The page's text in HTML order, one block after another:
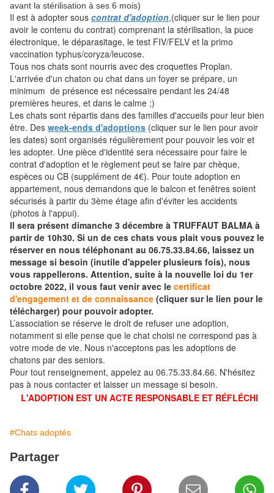
avant la stérilisation à ses 6 mois)
Il est à adopter sous contrat d'adoption,(cliquer sur le lien pour
avoir le contenu du contrat) comprenant la stérilisation, la puce
électronique, le déparasitage, le test FIV/FELV et la primo
vaccination typhus/coryza/leucose.
Tous nos chats sont nourris avec des croquettes Proplan.
L'arrivée d'un chaton ou chat dans un foyer se prépare, un
minimum de présence est nécessaire pendant les 24/48
premières heures, et dans le calme ;)
Les chats sont répartis dans des familles d'accueils pour leur bien
être. Des week-ends d'adoptions (cliquer sur le lien pour avoir
les dates) sont organisés régulièrement pour pouvoir les voir et
les adopter. Une pièce d'identité sera nécessaire pour faire le
contrat d'adoption et le règlement peut se faire par chèque,
espèces ou CB (supplément de 4€). Pour toute adoption en
appartement, nous demandons que le balcon et fenêtres soient
sécurisés à partir du 3ème étage afin d'éviter les accidents
(photos à l'appui).
Il sera présent dimanche 3 décembre à TRUFFAUT BALMA à
partir de 10h30. Si un de ces chats vous plait vous pouvez le
réserver en nous téléphonant au 06.75.33.84.66, laissez un
message si besoin (inutile d'appeler plusieurs fois), nous
vous rappellerons. Attention, suite à la nouvelle loi du 1er
octobre 2022, il vous faut venir avec le certificat
d'engagement et de connaissance (cliquer sur le lien pour le
télécharger) pour pouvoir adopter.
L’association se réserve le droit de refuser une adoption,
notamment si elle pense que le chat choisi ne correspond pas à
votre mode de vie. Nous n'acceptons pas les adoptions de
chatons par des seniors.
Pour tout renseignement, appelez au 06.75.33.84.66. N'hésitez
pas à nous contacter et laisser un message si besoin.
L'ADOPTION EST UN ACTE RESPONSABLE ET RÉFLÉCHI
#Chats adoptés
Partager